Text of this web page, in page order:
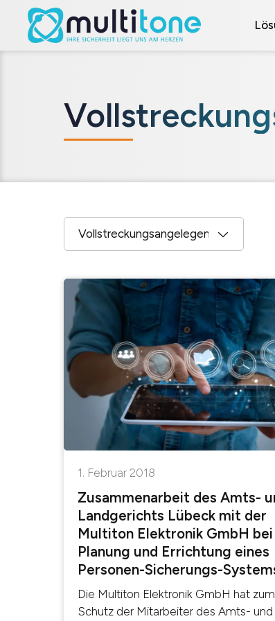
1. Februar 2018
Zusammenarbeit des Amts-
Landgerichts Lübeck mit der
Multiton Elektronik GmbH
Planung und Errichtung eines
Personen-Sicherungs-
Die Multiton Elektronik GmbH hat zum
Schutz der Mitarbeiter des Amts- und